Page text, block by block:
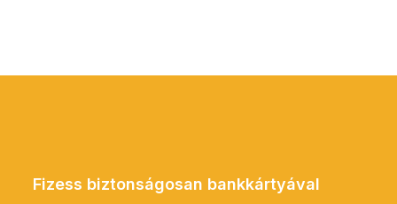
Fizess biztonságosan bankkártyával